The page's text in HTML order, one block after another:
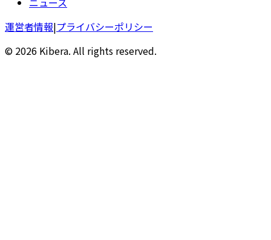
運営者情報|プライバシーポリシー
© 2026 Kibera. All rights reserved.